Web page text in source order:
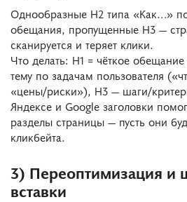
Однообразные H2 типа «Как…»
обещания, пропущенные H3 —
сканируется и теряет клики.
Что делать: H1 = чёткое обещание
тему по задачам пользователя
«цены/риски»), H3 — шаги/
Яндексе и Google заголовки
разделы страницы — пусть они
кликбейта.
3) Переоптимизация и
вставки